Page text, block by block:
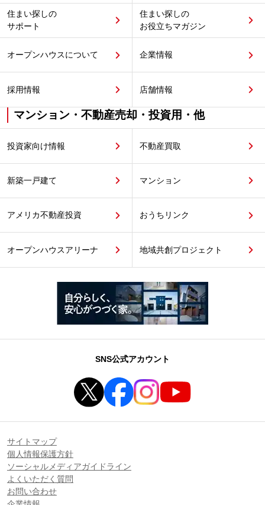
住まい探しの
サポート
住まい探しの
お役立ちマガジン
オープンハウスについて 企業情報
採用情報 店舗情報
マンション・不動産売却・投資用・他
投資家向け情報 不動産買取
新築一戸建て マンション
アメリカ不動産投資 おうちリンク
オープンハウスアリーナ 地域共創プロジェクト
SNS公式アカウント
サイトマップ
個人情報保護方針
ソーシャルメディアガイドライン
よくいただく質問
お問い合わせ